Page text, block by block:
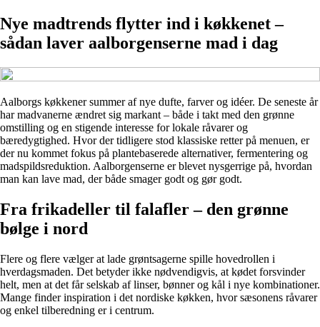
Nye madtrends flytter ind i køkkenet –
sådan laver aalborgenserne mad i dag
Aalborgs køkkener summer af nye dufte, farver og idéer. De seneste år
har madvanerne ændret sig markant – både i takt med den grønne
omstilling og en stigende interesse for lokale råvarer og
bæredygtighed. Hvor der tidligere stod klassiske retter på menuen, er
der nu kommet fokus på plantebaserede alternativer, fermentering og
madspildsreduktion. Aalborgenserne er blevet nysgerrige på, hvordan
man kan lave mad, der både smager godt og gør godt.
Fra frikadeller til falafler – den grønne
bølge i nord
Flere og flere vælger at lade grøntsagerne spille hovedrollen i
hverdagsmaden. Det betyder ikke nødvendigvis, at kødet forsvinder
helt, men at det får selskab af linser, bønner og kål i nye kombinationer.
Mange finder inspiration i det nordiske køkken, hvor sæsonens råvarer
og enkel tilberedning er i centrum.